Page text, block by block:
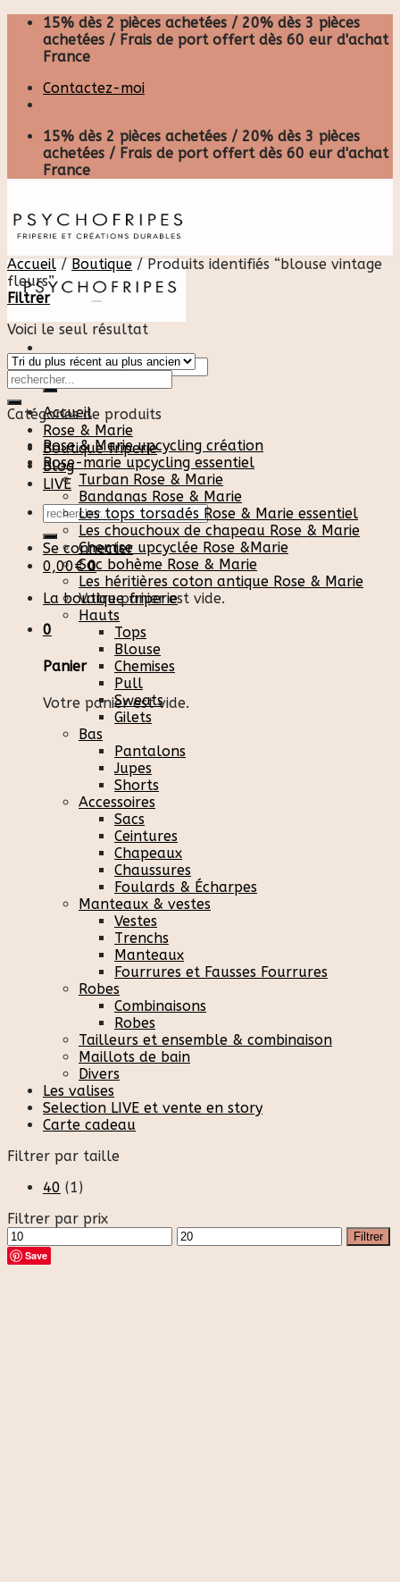
Skip
content
15% dès 2 pièces achetées / 20% dès 3 pièces
achetées / Frais de port offert dès 60 eur d'achat
France
Contactez-moi
15% dès 2 pièces achetées / 20% dès 3 pièces
achetées / Frais de port offert dès 60 eur d'achat
France
Recherche
pour :
Accueil
Rose & Marie
Boutique friperie
Blog
LIVE
Recherche
pour :
Se connecter
0,00€ 0
Votre panier est vide.
0
Panier
Votre panier est vide.
Accueil / Boutique /Produits identifiés “blouse vintage
fleurs”
Filtrer
Voici le seul résultat
Catégories de produits
Rose & Marie upcycling création
Rose-marie upcycling essentiel
Turban Rose & Marie
Bandanas Rose & Marie
Les tops torsadés Rose & Marie essentiel
Les chouchoux de chapeau Rose & Marie
Chemise upcyclée Rose &Marie
Sac bohème Rose & Marie
Les héritières coton antique Rose & Marie
La boutique friperie
Hauts
Tops
Blouse
Chemises
Pull
Sweats
Gilets
Bas
Pantalons
Jupes
Shorts
Accessoires
Sacs
Ceintures
Chapeaux
Chaussures
Foulards & Écharpes
Manteaux & vestes
Vestes
Trenchs
Manteaux
Fourrures et Fausses Fourrures
Robes
Combinaisons
Robes
Tailleurs et ensemble & combinaison
Maillots de bain
Divers
Les valises
Selection LIVE et vente en story
Carte cadeau
Filtrer par taille
40 (1)
Filtrer par prix
Prix
min
Prix
max
Filtrer
Save